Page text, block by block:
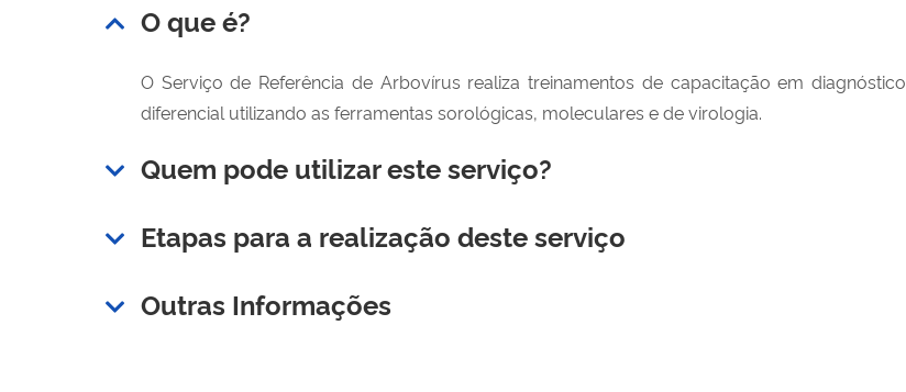
O que é?
O Serviço de Referência de Arbovírus realiza treinamentos de capacitação em diagnóstico
diferencial utilizando as ferramentas sorológicas, moleculares e de virologia.
Quem pode utilizar este serviço?
Etapas para a realização deste serviço
Outras Informações